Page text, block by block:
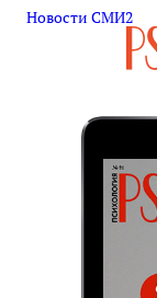
Новости СМИ2